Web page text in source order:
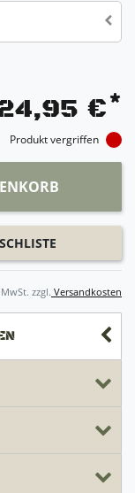
€*
Produkt vergriffen
zzgl. Versandkosten